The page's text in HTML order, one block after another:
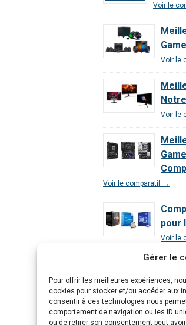
Gérer le
Pour offrir les meilleures expériences,
cookies pour stocker et/ou accéder aux
consentir à ces technologies nous
comportement de navigation ou les ID
ou de retirer son consentement peut
Voir le
Voir le
Voir le
Voir le comparatif →
pour
Voir le
Voir le